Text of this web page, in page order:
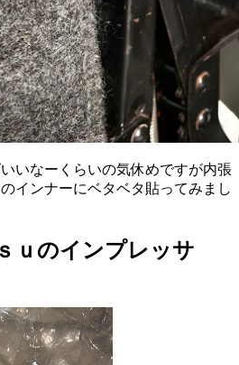
いなーくらいの気休めですが内張
インナーにベタベタ貼ってみまし
ｕのインプレッサ